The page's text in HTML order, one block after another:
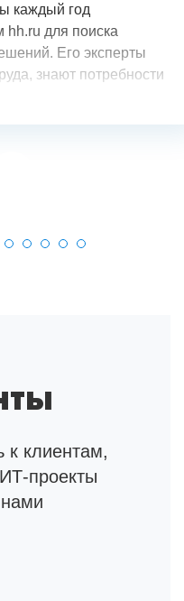
каждый год
для поиска
Его эксперты
знают потребности
к клиентам,
проекты